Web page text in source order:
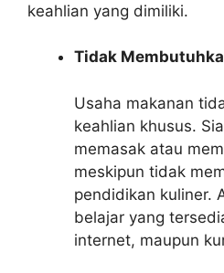
keahlian yang dimiliki.
Tidak
Usaha makanan
keahlian khusus.
memasak atau
meskipun tidak
pendidikan kuliner.
belajar yang
internet, maupun